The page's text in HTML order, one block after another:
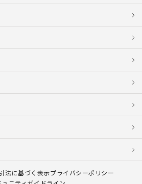
法に基づく表示プライバシーポリシー